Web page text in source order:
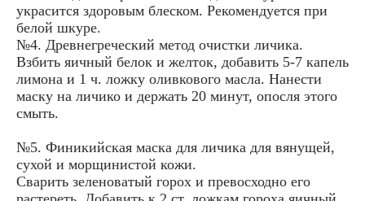
украсится здоровым блеском. Рекомендуется при
белой шкуре.
№4. Древнегреческий метод очистки личика.
Взбить яичный белок и желток, добавить 5-7 капель
лимона и 1 ч. ложку оливкового масла. Нанести
маску на личико и держать 20 минут, опосля этого
смыть.
№5. Финикийская маска для личика для вянущей,
сухой и морщинистой кожи.
Сварить зеленоватый горох и превосходно его